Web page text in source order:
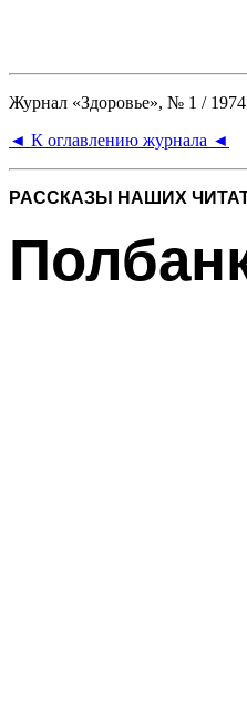
Журнал «Здоровье», № 1 /
◄ К оглавлению журнала ◄
РАССКАЗЫ НАШИХ